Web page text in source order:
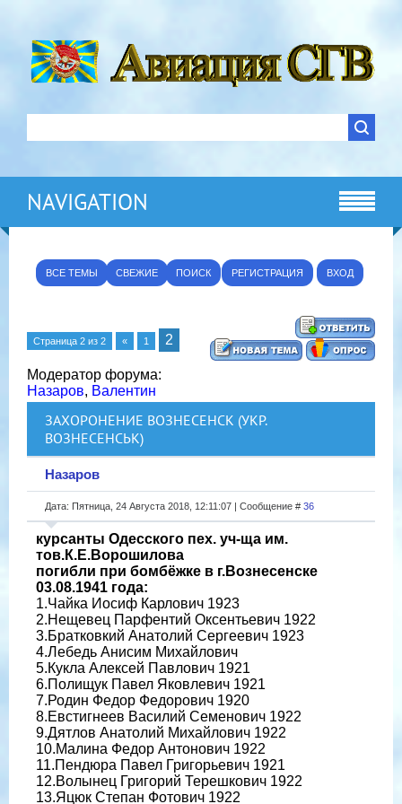
NAVIGATION
ВСЕ ТЕМЫ СВЕЖИЕ ПОИСК РЕГИСТРАЦИЯ ВХОД
Страница 2 из 2 « 1 2
Модератор форума:
Назаров, Валентин
ЗАХОРОНЕНИЕ ВОЗНЕСЕНСК (УКР.
ВОЗНЕСЕНСЬК)
Назаров
Дата: Пятница, 24 Августа 2018, 12:11:07 | Сообщение # 36
курсанты Одесского пех. уч-ща им.
тов.К.Е.Ворошилова
погибли при бомбёжке в г.Вознесенске
03.08.1941 года:
1.Чайка Иосиф Карлович 1923
2.Нещевец Парфентий Оксентьевич 1922
3.Братковкий Анатолий Сергеевич 1923
4.Лебедь Анисим Михайлович
5.Кукла Алексей Павлович 1921
6.Полищук Павел Яковлевич 1921
7.Родин Федор Федорович 1920
8.Евстигнеев Василий Семенович 1922
9.Дятлов Анатолий Михайлович 1922
10.Малина Федор Антонович 1922
11.Пендюра Павел Григорьевич 1921
12.Волынец Григорий Терешкович 1922
13.Яцюк Степан Фотович 1922